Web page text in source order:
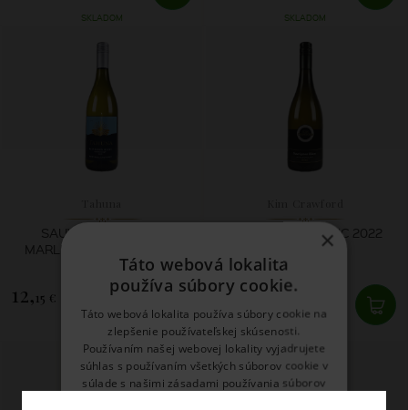
SKLADOM SKLADOM
SAUVIGNON BLANC
MARLBOROUGH TAHUNA
12,15 €
SKLADOM
SAUVIGNON BLANC 2022
7,93 €
SKLADOM
×
Táto webová lokalita
používa súbory cookie.
Táto webová lokalita používa súbory cookie na
zlepšenie používateľskej skúsenosti.
Používaním našej webovej lokality vyjadrujete
súhlas s používaním všetkých súborov cookie v
súlade s našimi zásadami používania súborov